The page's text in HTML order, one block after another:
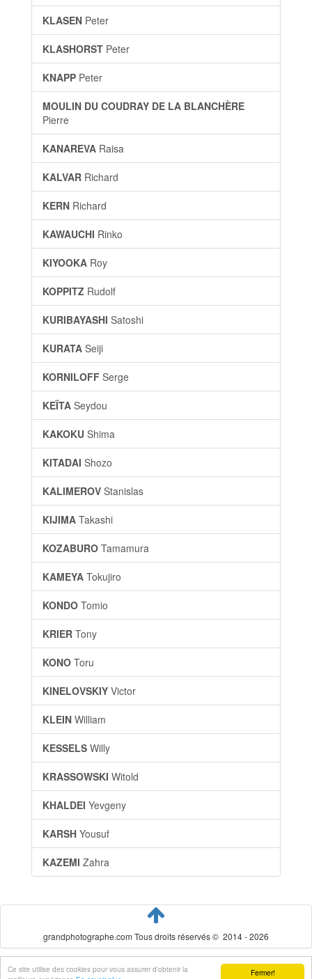
Fermer!
Ce site utilise des cookies pour vous assurer d'obtenir la
KLASEN Peter
KLASHORST Peter
KNAPP Peter
MOULIN DU COUDRAY DE LA BLANCHÈRE
Pierre
KANAREVA Raisa
KALVAR Richard
KERN Richard
KAWAUCHI Rinko
KIYOOKA Roy
KOPPITZ Rudolf
KURIBAYASHI Satoshi
KURATA Seiji
KORNILOFF Serge
KEÏTA Seydou
KAKOKU Shima
KITADAI Shozo
KALIMEROV Stanislas
KIJIMA Takashi
KOZABURO Tamamura
KAMEYA Tokujiro
KONDO Tomio
KRIER Tony
KONO Toru
KINELOVSKIY Victor
KLEIN William
KESSELS Willy
KRASSOWSKI Witold
KHALDEI Yevgeny
KARSH Yousuf
KAZEMI Zahra
grandphotographe.com Tous droits réservés © 2014 - 2026